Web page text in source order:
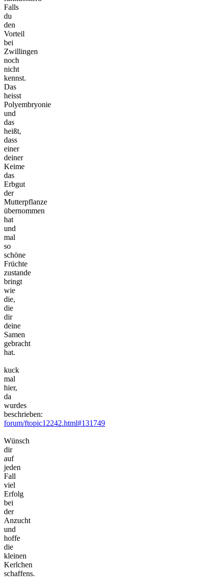
Falls
du
den
Vorteil
bei
Zwillingen
noch
nicht
kennst.
Das
heisst
Polyembryonie
und
das
heißt,
dass
einer
deiner
Keime
das
Erbgut
der
Mutterpflanze
übernommen
hat
und
mal
so
schöne
Früchte
zustande
bringt
wie
die,
die
dir
deine
Samen
gebracht
hat.
kuck
mal
hier,
da
wurdes
beschrieben:
forum/ftopic12242.html#131749
Wünsch
dir
auf
jeden
Fall
viel
Erfolg
bei
der
Anzucht
und
hoffe
die
kleinen
Kerlchen
schaffens.